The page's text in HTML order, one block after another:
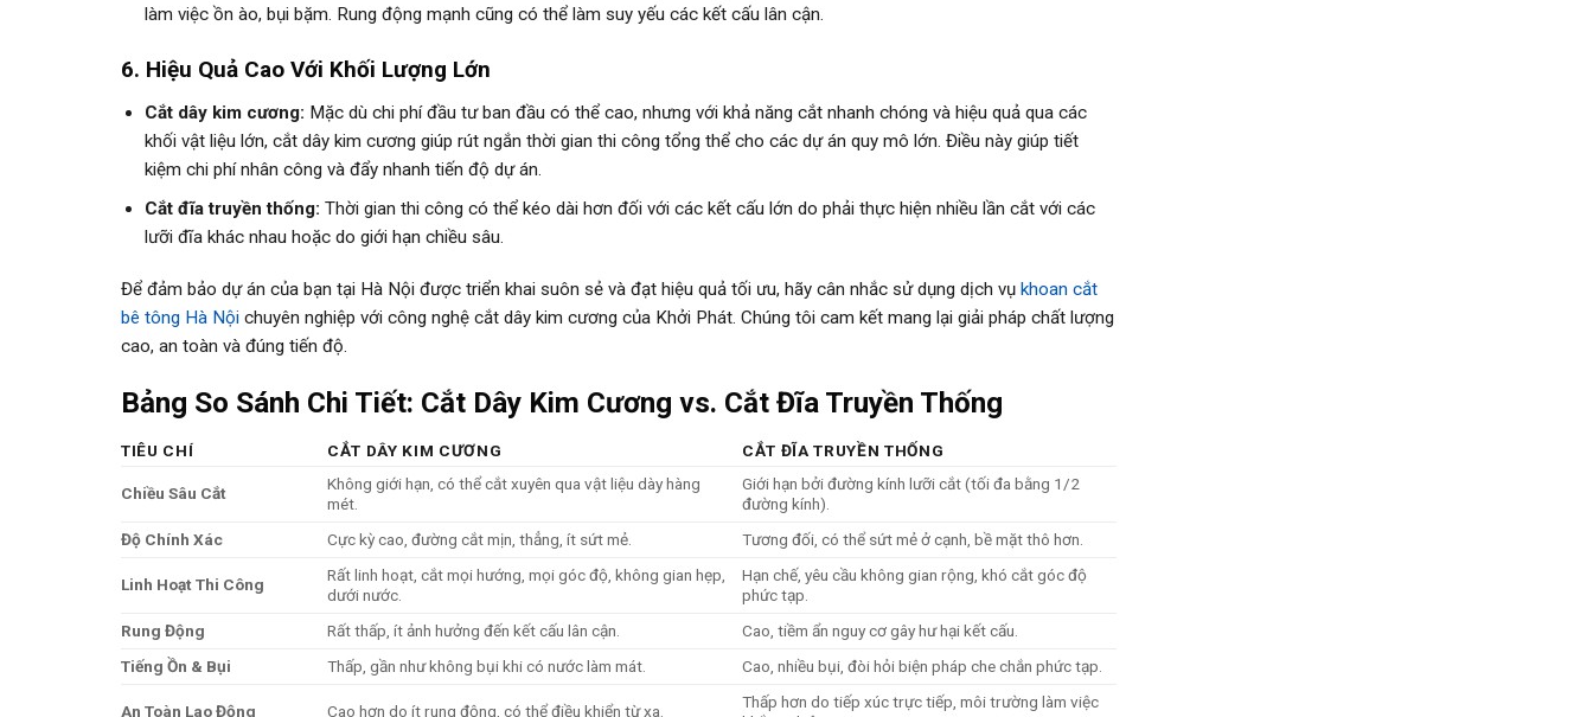
làm việc ồn ào, bụi bặm. Rung động mạnh cũng có thể làm suy yếu các kết cấu lân cận.
6. Hiệu Quả Cao Với Khối Lượng Lớn
Cắt dây kim cương: Mặc dù chi phí đầu tư ban đầu có thể cao, nhưng với khả năng cắt nhanh chóng và hiệu quả qua các
khối vật liệu lớn, cắt dây kim cương giúp rút ngắn thời gian thi công tổng thể cho các dự án quy mô lớn. Điều này giúp tiết
kiệm chi phí nhân công và đẩy nhanh tiến độ dự án.
Cắt đĩa truyền thống: Thời gian thi công có thể kéo dài hơn đối với các kết cấu lớn do phải thực hiện nhiều lần cắt với các
lưỡi đĩa khác nhau hoặc do giới hạn chiều sâu.
Để đảm bảo dự án của bạn tại Hà Nội được triển khai suôn sẻ và đạt hiệu quả tối ưu, hãy cân nhắc sử dụng dịch vụ khoan cắt
bê tông Hà Nội chuyên nghiệp với công nghệ cắt dây kim cương của Khởi Phát. Chúng tôi cam kết mang lại giải pháp chất lượng
cao, an toàn và đúng tiến độ.
Bảng So Sánh Chi Tiết: Cắt Dây Kim Cương vs. Cắt Đĩa Truyền Thống
TIÊU CHÍ CẮT DÂY KIM CƯƠNG CẮT ĐĨA TRUYỀN THỐNG
Chiều Sâu Cắt
Không giới hạn, có thể cắt xuyên qua vật liệu dày hàng
mét.
Giới hạn bởi đường kính lưỡi cắt (tối đa bằng 1/2
đường kính).
Độ Chính Xác
Cực kỳ cao, đường cắt mịn, thẳng, ít sứt mẻ. Tương đối, có thể sứt mẻ ở cạnh, bề mặt thô hơn.
Linh Hoạt Thi Công
Rất linh hoạt, cắt mọi hướng, mọi góc độ, không gian hẹp,
dưới nước.
Hạn chế, yêu cầu không gian rộng, khó cắt góc độ
phức tạp.
Rung Động
Rất thấp, ít ảnh hưởng đến kết cấu lân cận.
Cao, tiềm ẩn nguy cơ gây hư hại kết cấu.
Tiếng Ồn & Bụi
Thấp, gần như không bụi khi có nước làm mát. Cao, nhiều bụi, đòi hỏi biện pháp che chắn phức tạp.
An Toàn Lao Động Cao hơn do ít rung động, có thể điều khiển từ xa.
Thấp hơn do tiếp xúc trực tiếp, môi trường làm việc